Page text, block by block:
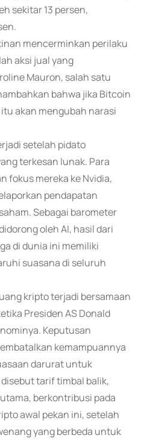
sekitar 13 persen,
mencerminkan perilaku
aksi jual yang
Mauron, salah satu
bahwa jika Bitcoin
akan mengubah narasi
setelah pidato
terkesan lunak. Para
fokus mereka ke Nvidia,
pendapatan
Sebagai barometer
oleh AI, hasil dari
di dunia ini memiliki
suasana di seluruh
kripto terjadi bersamaan
Presiden AS Donald
Keputusan
kemampuannya
darurat untuk
tarif timbal balik,
berkontribusi pada
awal pekan ini, setelah
yang berbeda untuk